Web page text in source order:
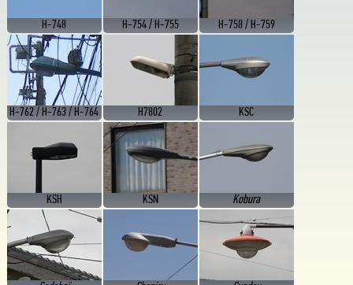
H-748 H-754 / H-755 H-758 / H-759
H-762 / H-763 / H-764 H7802 KSC
KSH KSN Kobura